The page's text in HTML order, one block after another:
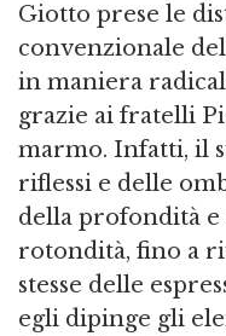
Giotto prese le
convenzionale
in maniera
grazie ai fratelli
marmo. Infatti, il
riflessi e delle
della profondità
rotondità, fino a
stesse delle
egli dipinge gli